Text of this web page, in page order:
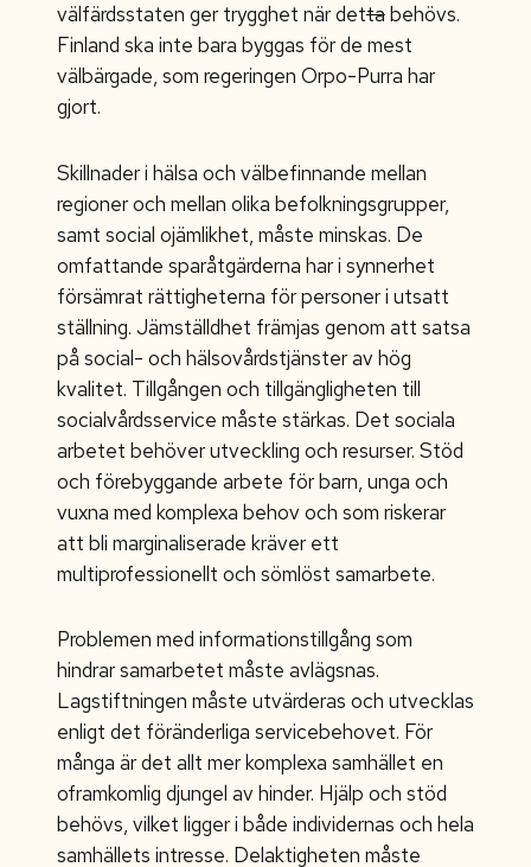
välfärdsstaten ger trygghet när dettabehövs.
Finland ska inte bara byggas för de mest
välbärgade, som regeringen Orpo-Purra har
gjort.
Skillnader i hälsa och välbefinnande mellan
regioner och mellan olika befolkningsgrupper,
samt social ojämlikhet, måste minskas. De
omfattande sparåtgärderna har i synnerhet
försämrat rättigheterna för personer i utsatt
ställning. Jämställdhet främjas genom att satsa
på social- och hälsovårdstjänster av hög
kvalitet. Tillgången och tillgängligheten till
socialvårdsservice måste stärkas. Det sociala
arbetet behöver utveckling och resurser. Stöd
och förebyggande arbete för barn, unga och
vuxna med komplexa behov och som riskerar
att bli marginaliserade kräver ett
multiprofessionellt och sömlöst samarbete.
Problemen med informationstillgång som
hindrar samarbetet måste avlägsnas.
Lagstiftningen måste utvärderas och utvecklas
enligt det föränderliga servicebehovet. För
många är det allt mer komplexa samhället en
oframkomlig djungel av hinder. Hjälp och stöd
behövs, vilket ligger i både individernas och hela
samhällets intresse. Delaktigheten måste